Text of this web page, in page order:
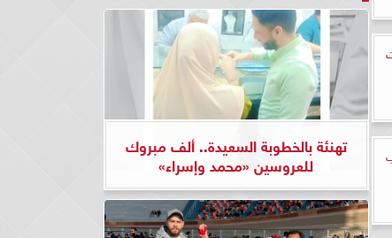
تهنئة بالخطوبة السعيدة.. ألف مبروك
للعروسين «محمد وإسراء»